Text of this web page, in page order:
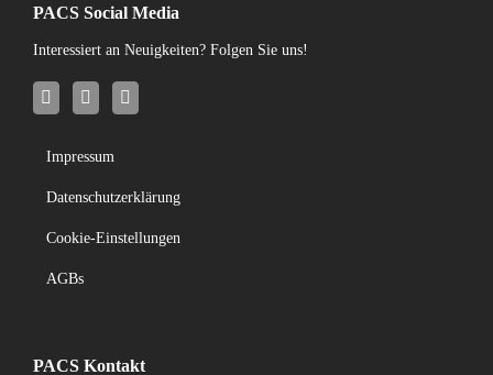
PACS Social Media
Interessiert an Neuigkeiten? Folgen Sie uns!
Impressum
Datenschutzerklärung
Cookie-Einstellungen
AGBs
PACS Kontakt